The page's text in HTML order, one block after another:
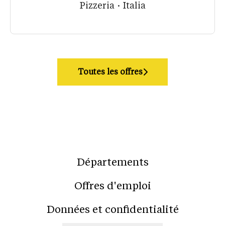
Pizzeria · Italia
Toutes les offres
Départements
Offres d'emploi
Données et confidentialité